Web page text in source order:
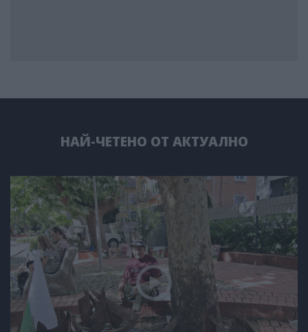
НАЙ-ЧЕТЕНО ОТ АКТУАЛНО